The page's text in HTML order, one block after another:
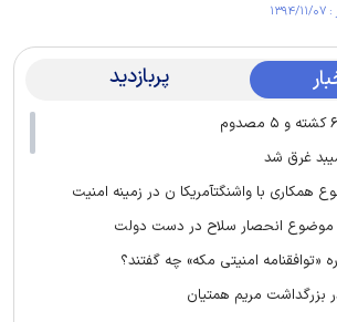
پربازدید
با واشنگتآمریکا ن در زمینه امنیت
موضوع انحصار سلاح در دست دولت
«توافقنامه امنیتی مکه» چه گفتند؟
بزرگداشت مریم همتیان